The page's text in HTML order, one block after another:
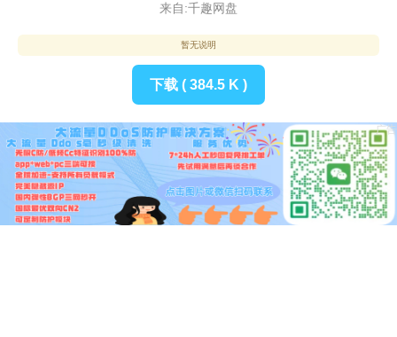
来自:千趣网盘
暂无说明
下载 ( 384.5 K )
广告